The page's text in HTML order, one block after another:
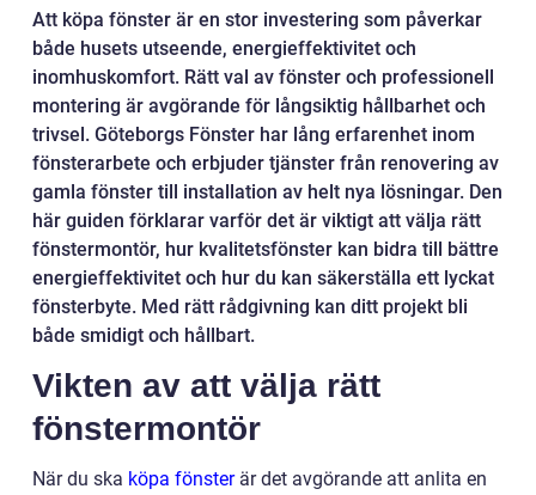
Att köpa fönster är en stor investering som påverkar
både husets utseende, energieffektivitet och
inomhuskomfort. Rätt val av fönster och professionell
montering är avgörande för långsiktig hållbarhet och
trivsel. Göteborgs Fönster har lång erfarenhet inom
fönsterarbete och erbjuder tjänster från renovering av
gamla fönster till installation av helt nya lösningar. Den
här guiden förklarar varför det är viktigt att välja rätt
fönstermontör, hur kvalitetsfönster kan bidra till bättre
energieffektivitet och hur du kan säkerställa ett lyckat
fönsterbyte. Med rätt rådgivning kan ditt projekt bli
både smidigt och hållbart.
Vikten av att välja rätt
fönstermontör
När du ska köpa fönsterär det avgörande att anlita en